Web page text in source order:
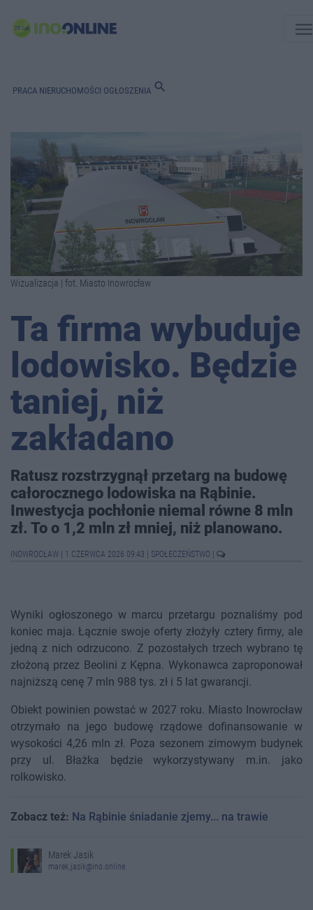
PRACA NIERUCHOMOŚCI OGŁOSZENIA search
Wizualizacja | fot. Miasto Inowrocław
Ta firma wybuduje
lodowisko. Będzie
taniej, niż
zakładano
Ratusz rozstrzygnął przetarg na budowę
całorocznego lodowiska na Rąbinie.
Inwestycja pochłonie niemal równe 8 mln
zł. To o 1,2 mln zł mniej, niż planowano.
INOWROCŁAW 1 CZERWCA 2026 09:43 SPOŁECZEŃSTWO
Wyniki ogłoszonego w marcu przetargu poznaliśmy pod
koniec maja. Łącznie swoje oferty złożyły cztery firmy, ale
jedną z nich odrzucono. Z pozostałych trzech wybrano tę
złożoną przez Beolini z Kępna. Wykonawca zaproponował
najniższą cenę 7 mln 988 tys. zł i 5 lat gwarancji.
Obiekt powinien powstać w 2027 roku. Miasto Inowrocław
otrzymało na jego budowę rządowe dofinansowanie w
wysokości 4,26 mln zł. Poza sezonem zimowym budynek
przy ul. Błażka będzie wykorzystywany m.in. jako
rolkowisko.
Zobacz też: Na Rąbinie śniadanie zjemy... na trawie
Marek Jasik
marek.jasik@ino.online